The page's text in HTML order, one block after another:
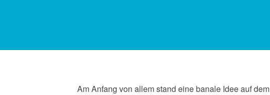
Am Anfang von allem stand eine banale Idee auf dem